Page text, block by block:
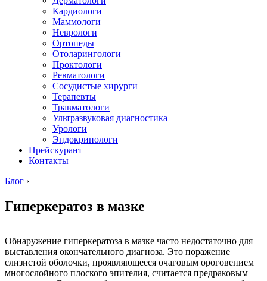
Кардиологи
Маммологи
Неврологи
Ортопеды
Отоларингологи
Проктологи
Ревматологи
Сосудистые хирурги
Терапевты
Травматологи
Ультразвуковая диагностика
Урологи
Эндокринологи
Прейскурант
Контакты
Блог ›
Гиперкератоз в мазке
Обнаружение гиперкератоза в мазке часто недостаточно для
выставления окончательного диагноза. Это поражение
слизистой оболочки, проявляющееся очаговым ороговением
многослойного плоского эпителия, считается предраковым